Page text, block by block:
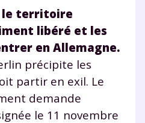
le territoire
libéré et les
en Allemagne.
précipite les
partir en exil. Le
demande
le 11 novembre
les actualités et des
de la part de
utilisée pour
Vous pourrez vous
à travers le lien de
chaque newsletter. Pour